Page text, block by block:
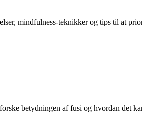
mindfulness-teknikker og tips til at
betydningen af fusi og hvordan det